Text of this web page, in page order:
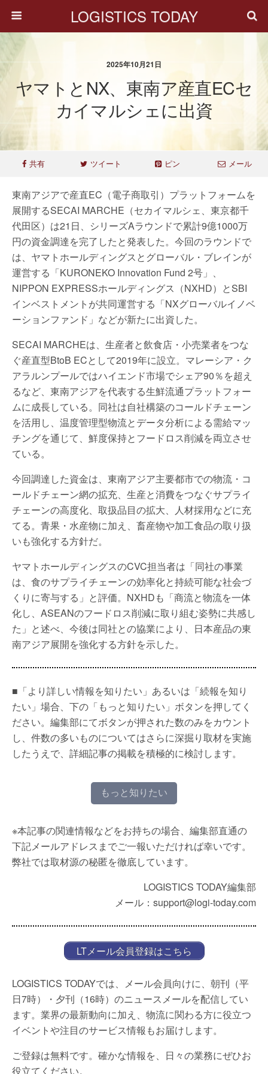
LOGISTICS TODAY
2025年10月21日
ヤマトとNX、東南ア産直ECセ
カイマルシェに出資
共有 ツイート ピン メール
東南アジアで産直EC（電子商取引）プラットフォームを
展開するSECAI MARCHE（セカイマルシェ、東京都千
代田区）は21日、シリーズAラウンドで累計9億1000万
円の資金調達を完了したと発表した。今回のラウンドで
は、ヤマトホールディングスとグローバル・ブレインが
運営する「KURONEKO Innovation Fund 2号」、
NIPPON EXPRESSホールディングス（NXHD）とSBI
インベストメントが共同運営する「NXグローバルイノベ
ーションファンド」などが新たに出資した。
SECAI MARCHEは、生産者と飲食店・小売業者をつな
ぐ産直型BtoB ECとして2019年に設立。マレーシア・ク
アラルンプールではハイエンド市場でシェア90％を超え
るなど、東南アジアを代表する生鮮流通プラットフォー
ムに成長している。同社は自社構築のコールドチェーン
を活用し、温度管理型物流とデータ分析による需給マッ
チングを通じて、鮮度保持とフードロス削減を両立させ
ている。
今回調達した資金は、東南アジア主要都市での物流・コ
ールドチェーン網の拡充、生産と消費をつなぐサプライ
チェーンの高度化、取扱品目の拡大、人材採用などに充
てる。青果・水産物に加え、畜産物や加工食品の取り扱
いも強化する方針だ。
ヤマトホールディングスのCVC担当者は「同社の事業
は、食のサプライチェーンの効率化と持続可能な社会づ
くりに寄与する」と評価。NXHDも「商流と物流を一体
化し、ASEANのフードロス削減に取り組む姿勢に共感し
た」と述べ、今後は同社との協業により、日本産品の東
南アジア展開を強化する方針を示した。
■「より詳しい情報を知りたい」あるいは「続報を知り
たい」場合、下の「もっと知りたい」ボタンを押してく
ださい。編集部にてボタンが押された数のみをカウント
し、件数の多いものについてはさらに深掘り取材を実施
したうえで、詳細記事の掲載を積極的に検討します。
もっと知りたい
※本記事の関連情報などをお持ちの場合、編集部直通の
下記メールアドレスまでご一報いただければ幸いです。
弊社では取材源の秘匿を徹底しています。
LOGISTICS TODAY編集部
メール：support@logi-today.com
LTメール会員登録はこちら
LOGISTICS TODAYでは、メール会員向けに、朝刊（平
日7時）・夕刊（16時）のニュースメールを配信してい
ます。業界の最新動向に加え、物流に関わる方に役立つ
イベントや注目のサービス情報もお届けします。
ご登録は無料です。確かな情報を、日々の業務にぜひお
役立てください。